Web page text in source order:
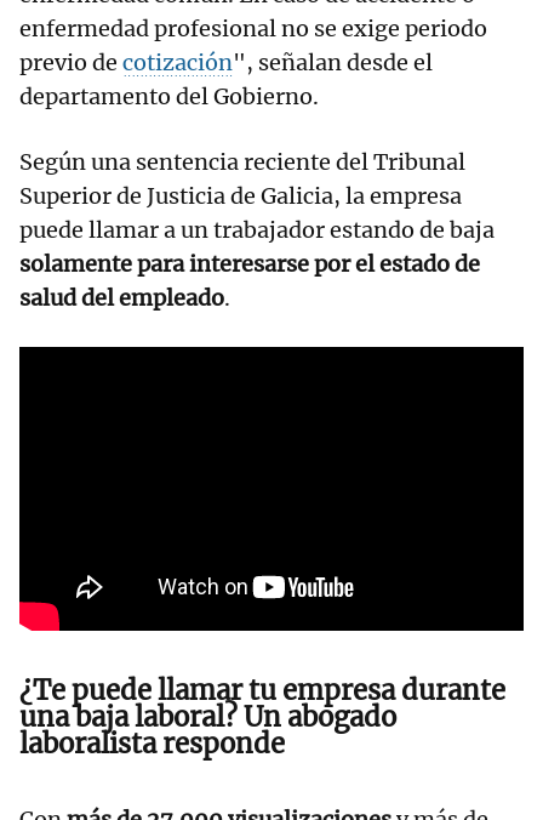
enfermedad profesional no se exige periodo
previo de cotización", señalan desde el
departamento del Gobierno.
Según una sentencia reciente del Tribunal
Superior de Justicia de Galicia, la empresa
puede llamar a un trabajador estando de baja
solamente para interesarse por el estado de
salud del empleado.
¿Te puede llamar tu empresa durante
una baja laboral? Un abogado
laboralista responde